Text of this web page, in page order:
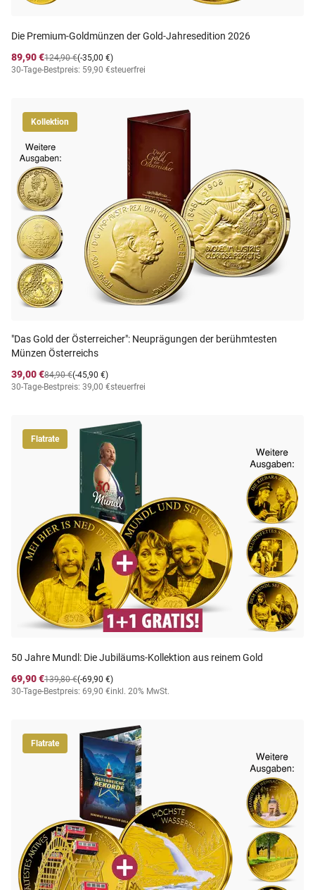
Die Premium-Goldmünzen der Gold-Jahresedition 2026
89,90 €
(-35,00 €)
124,90 €
30-Tage-Bestpreis: 59,90 €steuerfrei
Kollektion
"Das Gold der Österreicher": Neuprägungen der berühmtesten
Münzen Österreichs
39,00 €
(-45,90 €)
84,90 €
30-Tage-Bestpreis: 39,00 €steuerfrei
Flatrate
50 Jahre Mundl: Die Jubiläums-Kollektion aus reinem Gold
69,90 €
(-69,90 €)
139,80 €
30-Tage-Bestpreis: 69,90 €inkl. 20% MwSt.
Flatrate